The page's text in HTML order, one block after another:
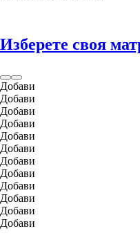
Изберете своя
Добави
Добави
Добави
Добави
Добави
Добави
Добави
Добави
Добави
Добави
Добави
Добави